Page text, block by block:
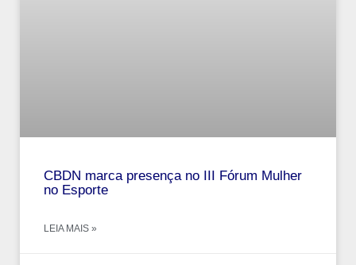
CBDN marca presença no III Fórum Mulher
no Esporte
LEIA MAIS »